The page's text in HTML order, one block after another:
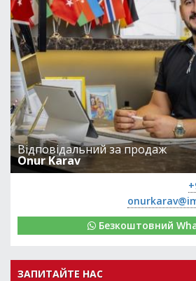
Відповідальний за продаж
Onur Karav
Безкоштовний
ЗАПИТАЙТЕ НАС